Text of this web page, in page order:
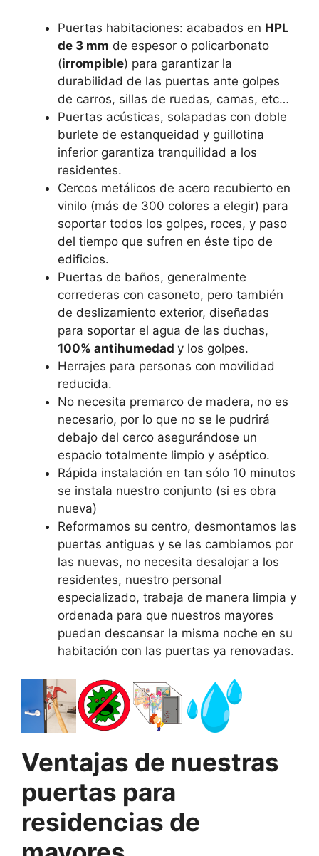
Puertas habitaciones: acabados en HPL
de 3 mm de espesor o policarbonato
(irrompible) para garantizar la
durabilidad de las puertas ante golpes
de carros, sillas de ruedas, camas, etc…
Puertas acústicas, solapadas con doble
burlete de estanqueidad y guillotina
inferior garantiza tranquilidad a los
residentes.
Cercos metálicos de acero recubierto en
vinilo (más de 300 colores a elegir) para
soportar todos los golpes, roces, y paso
del tiempo que sufren en éste tipo de
edificios.
Puertas de baños, generalmente
correderas con casoneto, pero también
de deslizamiento exterior, diseñadas
para soportar el agua de las duchas,
100% antihumedad y los golpes.
Herrajes para personas con movilidad
reducida.
No necesita premarco de madera, no es
necesario, por lo que no se le pudrirá
debajo del cerco asegurándose un
espacio totalmente limpio y aséptico.
Rápida instalación en tan sólo 10 minutos
se instala nuestro conjunto (si es obra
nueva)
Reformamos su centro, desmontamos las
puertas antiguas y se las cambiamos por
las nuevas, no necesita desalojar a los
residentes, nuestro personal
especializado, trabaja de manera limpia y
ordenada para que nuestros mayores
puedan descansar la misma noche en su
habitación con las puertas ya renovadas.
Ventajas de nuestras
puertas para
residencias de